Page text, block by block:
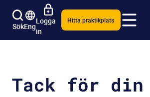
SökEng
Logga
in
Hitta praktikplats
Tack för din